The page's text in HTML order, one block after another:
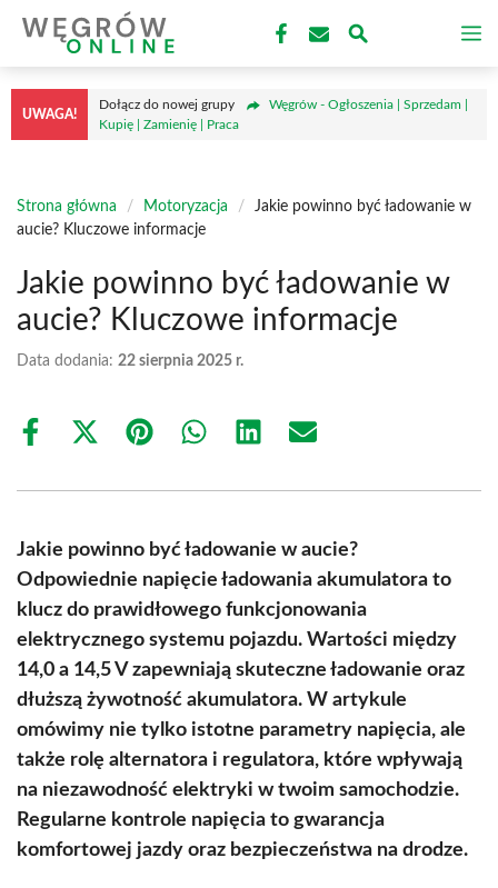
treści
UWAGA!
Dołącz do nowej grupy
Węgrów - Ogłoszenia | Sprzedam |
Kupię | Zamienię | Praca
Strona główna / Motoryzacja /
Jakie powinno być ładowanie w
aucie? Kluczowe informacje
Jakie powinno być ładowanie w
aucie? Kluczowe informacje
Data dodania: 22 sierpnia 2025 r.
Share
Share
(Twitter)
Share Share Share Share
Jakie powinno być ładowanie w aucie?
Odpowiednie napięcie ładowania akumulatora to
klucz do prawidłowego funkcjonowania
elektrycznego systemu pojazdu. Wartości między
14,0 a 14,5 V zapewniają skuteczne ładowanie oraz
dłuższą żywotność akumulatora. W artykule
omówimy nie tylko istotne parametry napięcia, ale
także rolę alternatora i regulatora, które wpływają
na niezawodność elektryki w twoim samochodzie.
Regularne kontrole napięcia to gwarancja
komfortowej jazdy oraz bezpieczeństwa na drodze.